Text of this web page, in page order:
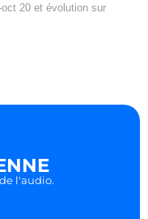
20 et évolution sur
l'audio.